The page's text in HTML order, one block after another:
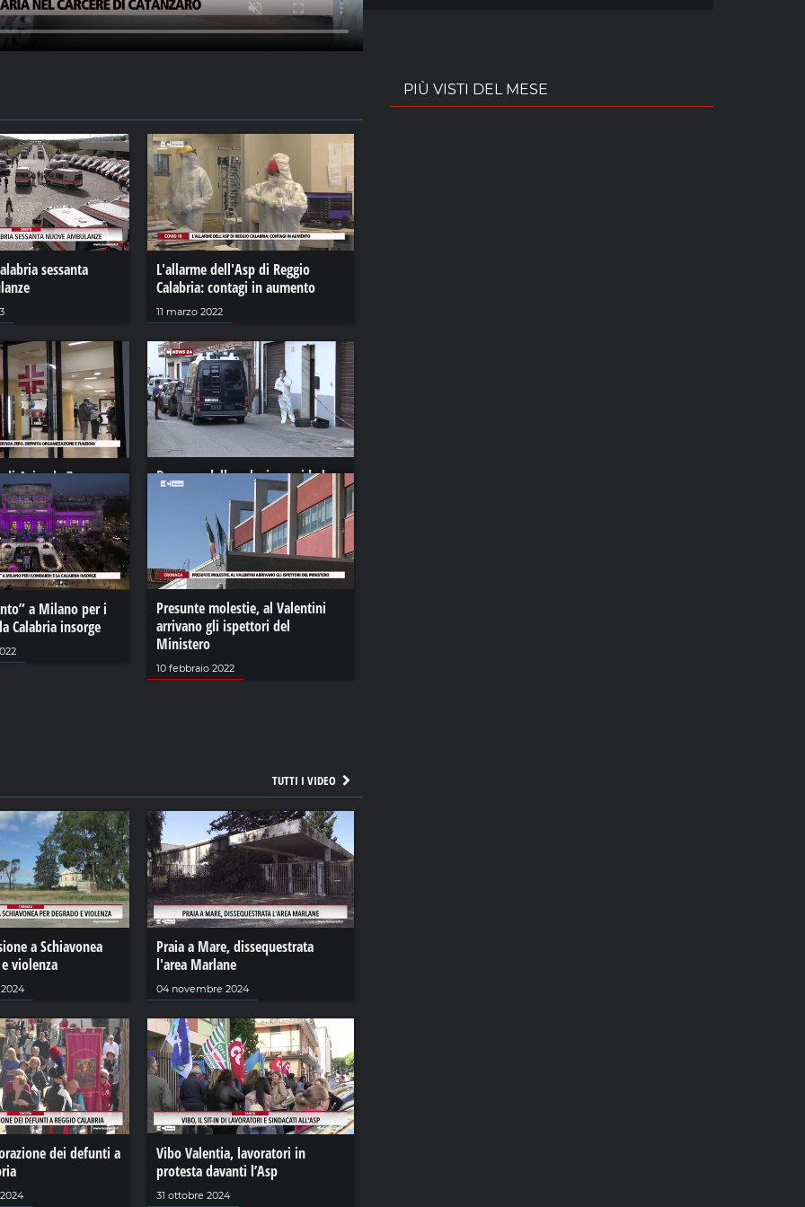
sessanta
L'allarme dell'Asp di Reggio
Calabria: contagi in aumento
11 marzo 2022
Dramma della gelosia: uccide la
moglie a coltellate nel Cosentino
13 settembre 2021
Azienda Zero,
e funzioni
Presunte molestie, al Valentini
arrivano gli ispettori del
Ministero
10 febbraio 2022
a Milano per i
Calabria insorge
TUTTI I VIDEO
a Schiavonea
violenza
Praia a Mare, dissequestrata
l'area Marlane
04 novembre 2024
dei defunti a
Vibo Valentia, lavoratori in
protesta davanti l’Asp
31 ottobre 2024
PIÙ VISTI DEL MESE